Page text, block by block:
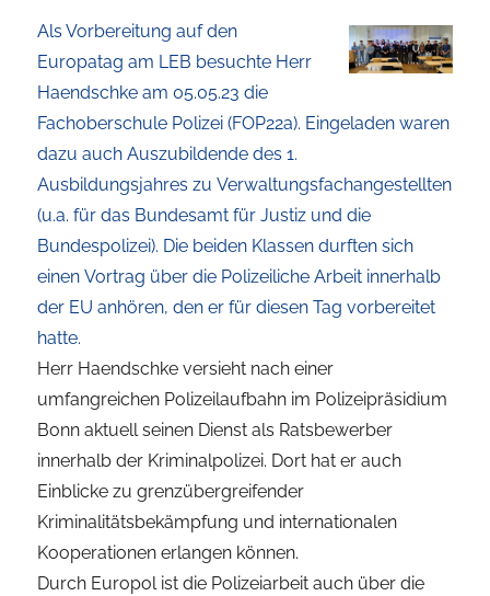
Als Vorbereitung auf den
Europatag am LEB besuchte Herr
Haendschke am 05.05.23 die
Fachoberschule Polizei (FOP22a). Eingeladen waren
dazu auch Auszubildende des 1.
Ausbildungsjahres zu Verwaltungsfachangestellten
(u.a. für das Bundesamt für Justiz und die
Bundespolizei). Die beiden Klassen durften sich
einen Vortrag über die Polizeiliche Arbeit innerhalb
der EU anhören, den er für diesen Tag vorbereitet
hatte.
Herr Haendschke versieht nach einer
umfangreichen Polizeilaufbahn im Polizeipräsidium
Bonn aktuell seinen Dienst als Ratsbewerber
innerhalb der Kriminalpolizei. Dort hat er auch
Einblicke zu grenzübergreifender
Kriminalitätsbekämpfung und internationalen
Kooperationen erlangen können.
Durch Europol ist die Polizeiarbeit auch über die